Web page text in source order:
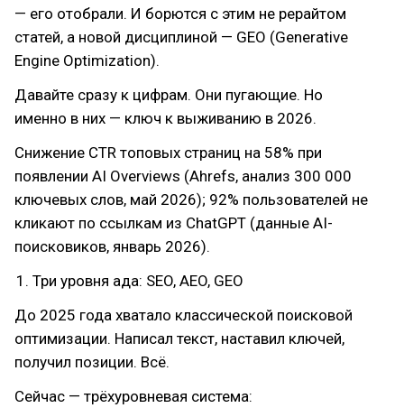
— его отобрали. И борются с этим не рерайтом
статей, а новой дисциплиной — GEO (Generative
Engine Optimization).
Давайте сразу к цифрам. Они пугающие. Но
именно в них — ключ к выживанию в 2026.
Снижение CTR топовых страниц на 58% при
появлении AI Overviews (Ahrefs, анализ 300 000
ключевых слов, май 2026); 92% пользователей не
кликают по ссылкам из ChatGPT (данные AI-
поисковиков, январь 2026).
Три уровня ада: SEO, AEO, GEO
До 2025 года хватало классической поисковой
оптимизации. Написал текст, наставил ключей,
получил позиции. Всё.
Сейчас — трёхуровневая система: